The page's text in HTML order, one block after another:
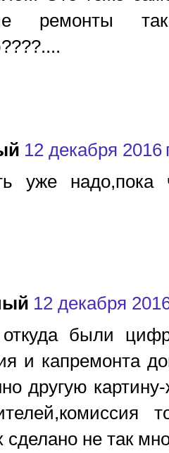
ремонты
12 декабря 2016
уже надо,пока
12 декабря
были
и капремонта
другую
сделано не так